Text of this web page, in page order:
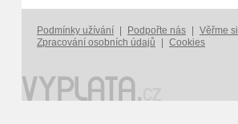
Podmínky užívání Podpořte nás Věřme si
Zpracování osobních údajů
Cookies